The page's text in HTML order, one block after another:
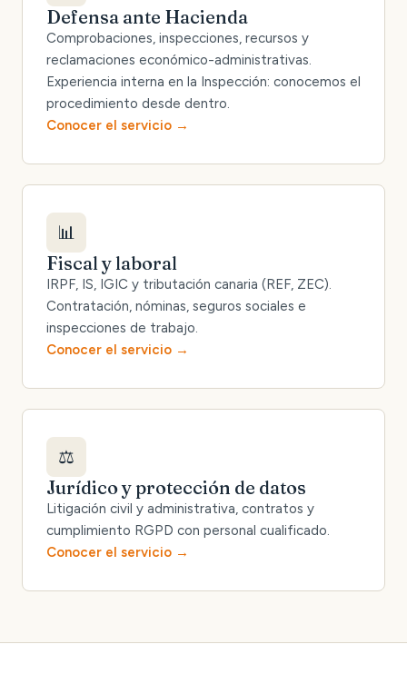
Defensa ante Hacienda
Comprobaciones, inspecciones, recursos y
reclamaciones económico-administrativas.
Experiencia interna en la Inspección: conocemos el
procedimiento desde dentro.
Conocer el servicio
📊
Fiscal y laboral
IRPF, IS, IGIC y tributación canaria (REF, ZEC).
Contratación, nóminas, seguros sociales e
inspecciones de trabajo.
Conocer el servicio
⚖️
Jurídico y protección de datos
Litigación civil y administrativa, contratos y
cumplimiento RGPD con personal cualificado.
Conocer el servicio